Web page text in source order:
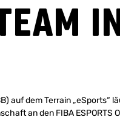
auf dem Terrain „eSports“
an den FIBA ESPORTS